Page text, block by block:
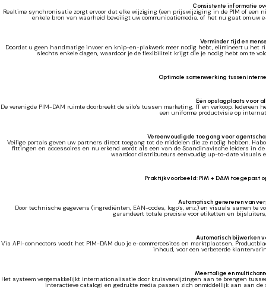
Consistente informatie
Realtime synchronisatie zorgt ervoor dat elke wijziging (een prijswijziging in de PIM of een
enkele bron van waarheid beveiligt uw communicatiemedia, of het nu gaat om
Verminder tijd en
Doordat u geen handmatige invoer en knip-en-plakwerk meer nodig hebt, elimineert u
slechts enkele dagen, waardoor je de flexibiliteit krijgt die je nodig hebt om te
Optimale samenwerking tussen
Eén opslagplaats voor
De verenigde PIM-DAM ruimte doorbreekt de silo's tussen marketing, IT en verkoop.
een uniforme productvisie op
Vereenvoudigde toegang voor
Veilige portals geven uw partners direct toegang tot de middelen die ze nodig hebben.
fittingen en accessoires en nu erkend wordt als een van de Scandinavische leiders in
waardoor distributeurs eenvoudig up-to-date visuals
Praktijkvoorbeeld: PIM + DAM toegepast
Automatisch genereren van
Door technische gegevens (ingrediënten, EAN-codes, logo's, enz.) en visuals samen te
garandeert totale precisie voor etiketten en
Automatisch bijwerken
Via API-connectors voedt het PIM-DAM duo je e-commercesites en marktplaatsen.
inhoud, voor een verbeterde
Meertalige en
Het systeem vergemakkelijkt internationalisatie door kruisverwijzingen aan te brengen
interactieve catalogi en gedrukte media passen zich onmiddellijk aan aan de